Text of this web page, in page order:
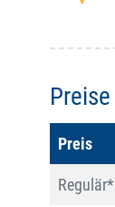
Preise
Preis
Regulär*